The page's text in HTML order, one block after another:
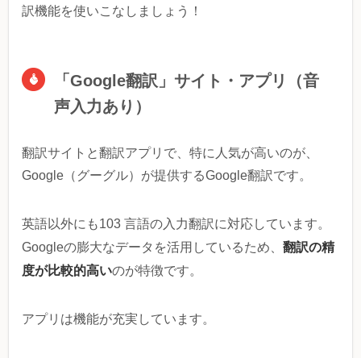
訳機能を使いこなしましょう！
「Google翻訳」サイト・アプリ（音
声入力あり）
翻訳サイトと翻訳アプリで、特に人気が高いのが、
Google（グーグル）が提供するGoogle翻訳です。
英語以外にも103 言語の入力翻訳に対応しています。
Googleの膨大なデータを活用しているため、 翻訳の精
度が比較的高いのが特徴です。
アプリは機能が充実しています。